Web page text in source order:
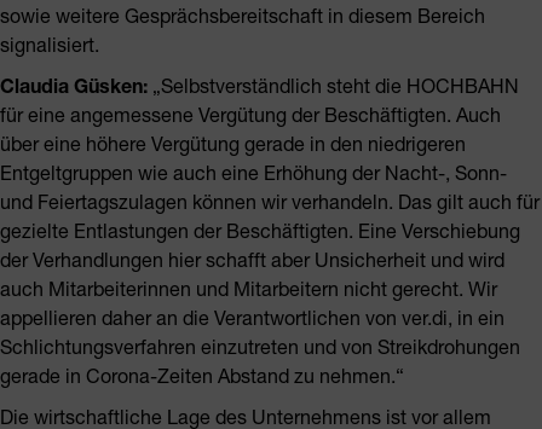
sowie weitere Gesprächsbereitschaft in diesem Bereich
signalisiert.
Claudia Güsken: „Selbstverständlich steht die HOCHBAHN
für eine angemessene Vergütung der Beschäftigten. Auch
über eine höhere Vergütung gerade in den niedrigeren
Entgeltgruppen wie auch eine Erhöhung der Nacht-, Sonn-
und Feiertagszulagen können wir verhandeln. Das gilt auch für
gezielte Entlastungen der Beschäftigten. Eine Verschiebung
der Verhandlungen hier schafft aber Unsicherheit und wird
auch Mitarbeiterinnen und Mitarbeitern nicht gerecht. Wir
appellieren daher an die Verantwortlichen von ver.di, in ein
Schlichtungsverfahren einzutreten und von Streikdrohungen
gerade in Corona-Zeiten Abstand zu nehmen.“
Die wirtschaftliche Lage des Unternehmens ist vor allem